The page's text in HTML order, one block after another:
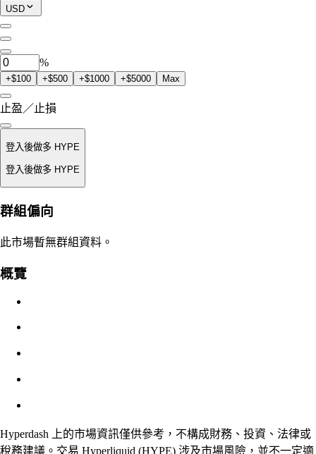
當前持倉
0 HYPE
USD
%
+$100 +$500 +$1000 +$5000 Max
止盈／止損
登入後做多 HYPE
登入後做多 HYPE
強平價
不適用
訂單價值
群組偏向
此市場暫無群組資料。
概覽
Hyperdash 上的市場資訊僅供參考，不構成財務、投資、法律或
稅務建議。交易 Hyperliquid (HYPE) 涉及市場風險，並不一定適